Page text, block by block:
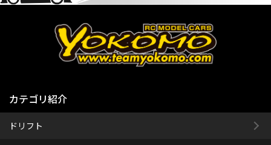
カテゴリ紹介
ドリフト